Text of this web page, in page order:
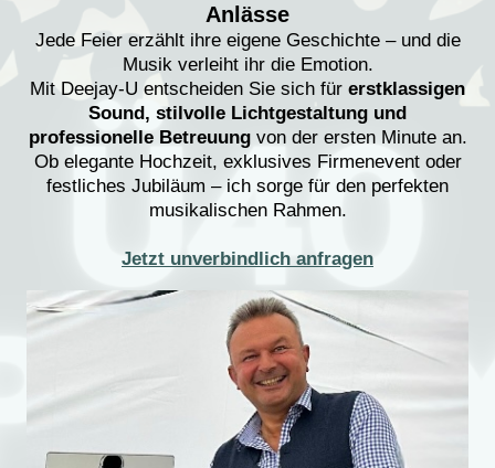
Anlässe
Jede Feier erzählt ihre eigene Geschichte – und die
Musik verleiht ihr die Emotion.
Mit Deejay-U entscheiden Sie sich für erstklassigen
Sound, stilvolle Lichtgestaltung und
professionelle Betreuung von der ersten Minute an.
Ob elegante Hochzeit, exklusives Firmenevent oder
festliches Jubiläum – ich sorge für den perfekten
musikalischen Rahmen.
Jetzt unverbindlich anfragen